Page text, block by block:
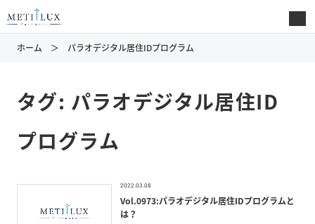
ホーム パラオデジタル居住IDプログラム
タグ: パラオデジタル居住ID
プログラム
2022.03.08
Vol.0973:パラオデジタル居住IDプログラムと
は？